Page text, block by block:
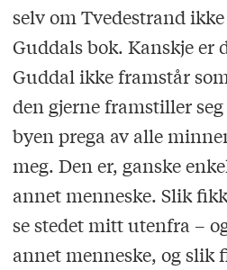
selv om Tvedestrand
Guddals bok. Kanskje er
Guddal ikke framstår
den gjerne framstiller
byen prega av alle
meg. Den er, ganske
annet menneske. Slik
se stedet mitt utenfra –
annet menneske, og slik